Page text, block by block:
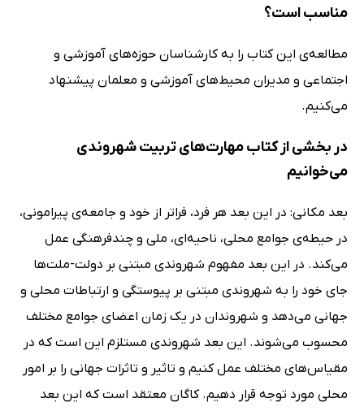
مناسب است؟
مطالعه‌ی این کتاب را به کارشناسان حوزه‌‌های آموزشی و
اجتماعی و مدیران محیط‌های آموزشی و معلمان پیشنهاد
می‌کنیم.
در بخشی از کتاب مهارت‌های تربیت شهروندی
می‌خوانیم
بعد مکانی: در این بعد هر فرد، فراتر از خود و جامعه‌ی پیرامونی،
در حیطه‌ی جوامع محلی، ناحیه‌ای، ملی و چندفرهنگی عمل
می‌کند. در این بعد مفهوم شهروندی مبتنی بر دولت-ملت‌ها
جای خود را به شهروندی مبتنی بر پیوستگی و ارتباطات محلی و
جهانی می‌دهد و شهروندان در یک زمان اعضای جوامع مختلف
محسوب می‌شوند. این بعد شهروندی مستلزم این است که در
مقیاس‌های مختلف عمل کنیم و تاثیر و تاثرات جهانی را بر امور
محلی مورد توجه قرار دهیم. کاگان معتقد است که این بعد